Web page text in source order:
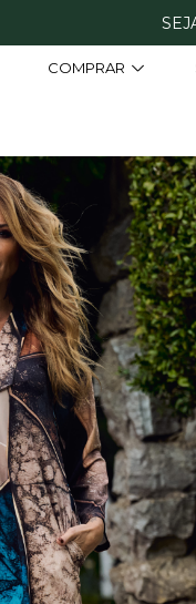
COMPRAR